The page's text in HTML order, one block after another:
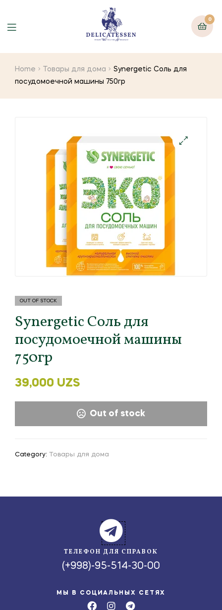
0
Home Товары для дома
Synergetic Соль для
посудомоечной машины 750гр
OUT OF STOCK
Synergetic Соль для
посудомоечной машины
750гр
39,000 UZS
Out of stock
Category: Товары для дома
ТЕЛЕФОН ДЛЯ СПРАВОК
(+998)-95-514-30-00
МЫ В СОЦИАЛЬНЫХ СЕТЯХ